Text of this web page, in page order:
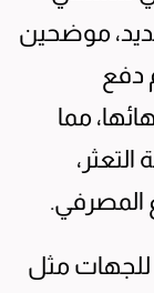
موضحين
دفع
مما
المصرفي.
للجهات مثل